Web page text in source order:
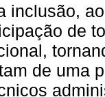
inclusão,
de
de uma